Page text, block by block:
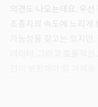
의견도 나오는데요. 우
조종자의 속도에 느리게
가능성을 갖고는 있지만